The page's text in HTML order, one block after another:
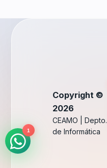
1
Copyright ©
2026
CEAMO | Depto.
de Informática